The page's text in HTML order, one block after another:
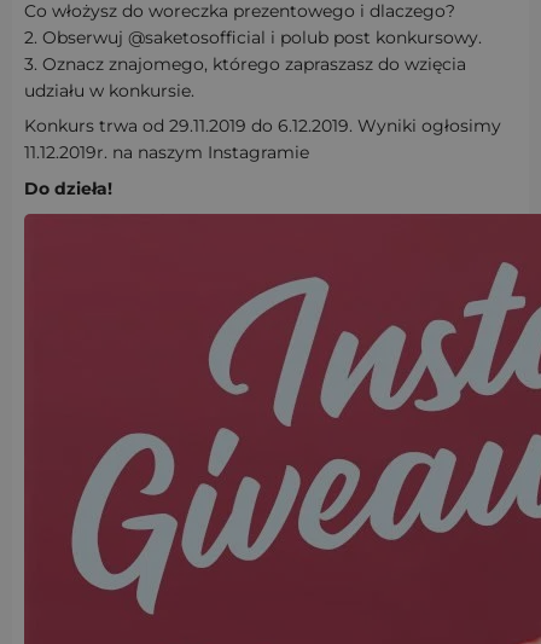
Co włożysz do woreczka prezentowego i dlaczego?
2. Obserwuj @saketosofficial i polub post konkursowy.
3. Oznacz znajomego, którego zapraszasz do wzięcia
udziału w konkursie.
Konkurs trwa od 29.11.2019 do 6.12.2019. Wyniki ogłosimy
11.12.2019r. na naszym Instagramie
Do dzieła!